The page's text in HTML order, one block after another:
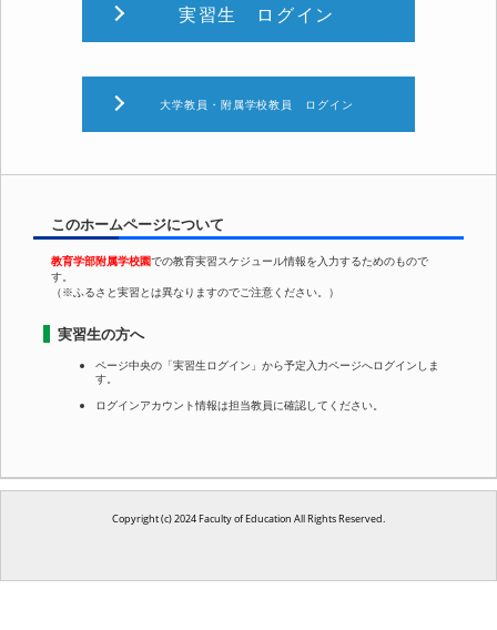
実習生 ログイン
大学教員・附属学校教員 ログイン
このホームページについて
教育学部附属学校園での教育実習スケジュール情報を入力するためのもので
す。
実習生の方へ
ページ中央の「実習生ログイン」から予定入力ページへログインしま
す。
ログインアカウント情報は担当教員に確認してください。
Copyright (c) 2024 Faculty of Education All Rights Reserved.